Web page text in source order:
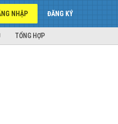
NHẬP ĐĂNG KÝ
TỔNG HỢP